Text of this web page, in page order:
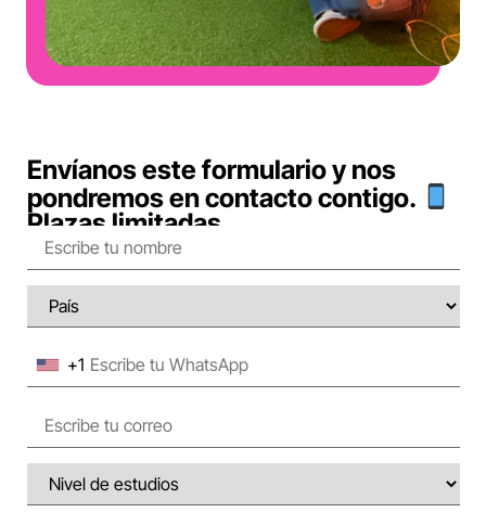
Envíanos este formulario y nos
pondremos en contacto contigo.
Plazas limitadas.
+1